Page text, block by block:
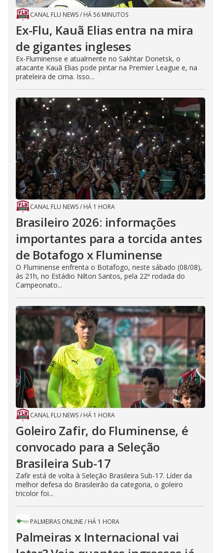
CANAL FLU NEWS/ HÁ 56 MINUTOS
Ex-Flu, Kauã Elias entra na mira
de gigantes ingleses
Ex-Fluminense e atualmente no Sakhtar Donetsk, o
atacante Kauã Elias pode pintar na Premier League e, na
prateleira de cima. Isso...
CANAL FLU NEWS/ HÁ 1 HORA
Brasileiro 2026: informações
importantes para a torcida antes
de Botafogo x Fluminense
O Fluminense enfrenta o Botafogo, neste sábado (08/08),
às 21h, no Estádio Nilton Santos, pela 22ª rodada do
Campeonato...
CANAL FLU NEWS/ HÁ 1 HORA
Goleiro Zafir, do Fluminense, é
convocado para a Seleção
Brasileira Sub-17
Zafir está de volta à Seleção Brasileira Sub-17. Líder da
melhor defesa do Brasileirão da categoria, o goleiro
tricolor foi...
PALMEIRAS ONLINE/ HÁ 1 HORA
Palmeiras x Internacional vai